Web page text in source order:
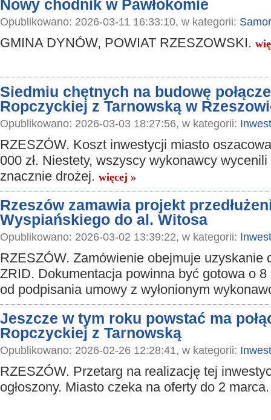
Nowy chodnik w Pawłokomie
Opublikowano: 2026-03-11 16:33:10, w kategorii:
GMINA DYNÓW, POWIAT RZESZOWSKI.
Siedmiu chętnych na budowę
Ropczyckiej z Tarnowską w
Opublikowano: 2026-03-03 18:27:56, w kategorii:
RZESZÓW. Koszt inwestycji miasto
000 zł. Niestety, wszyscy wykonawcy
znacznie drożej. więcej »
Rzeszów zamawia projekt
Wyspiańskiego do al. Witosa
Opublikowano: 2026-03-02 13:39:22, w kategorii:
RZESZÓW. Zamówienie obejmuje uzyskanie
ZRID. Dokumentacja powinna być gotowa o 8
od podpisania umowy z wyłonionym
Jeszcze w tym roku powstać ma
Ropczyckiej z Tarnowską
Opublikowano: 2026-02-26 12:28:41, w kategorii:
RZESZÓW. Przetarg na realizację tej
ogłoszony. Miasto czeka na oferty do 2